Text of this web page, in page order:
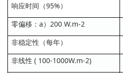
响应时间（95%）
零偏移：a）200 W.m-2
非稳定性（每年）
非线性 ( 100-1000W.m-2)